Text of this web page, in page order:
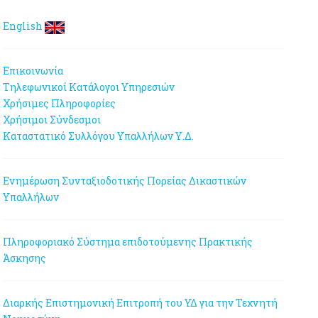
English
Επικοινωνία
Τηλεφωνικοί Κατάλογοι Υπηρεσιών
Χρήσιμες Πληροφορίες
Χρήσιμοι Σύνδεσμοι
Καταστατικό Συλλόγου Υπαλλήλων Υ.Δ.
Ενημέρωση Συνταξιοδοτικής Πορείας Δικαστικών
Υπαλλήλων
Πληροφοριακό Σύστημα επιδοτούμενης Πρακτικής
Άσκησης
Διαρκής Επιστημονική Επιτροπή του ΥΔ για την Τεχνητή